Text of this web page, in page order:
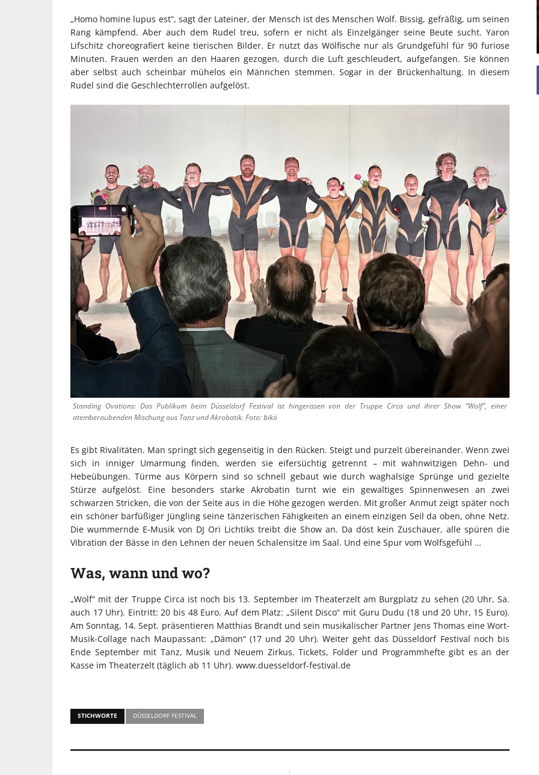
„Homo homine lupus est“, sagt der Lateiner, der Mensch ist des Menschen Wolf. Bissig, gefräßig, um seinen
Rang kämpfend. Aber auch dem Rudel treu, sofern er nicht als Einzelgänger seine Beute sucht. Yaron
Lifschitz choreografiert keine tierischen Bilder. Er nutzt das Wölfische nur als Grundgefühl für 90 furiose
Minuten. Frauen werden an den Haaren gezogen, durch die Luft geschleudert, aufgefangen. Sie können
aber selbst auch scheinbar mühelos ein Männchen stemmen. Sogar in der Brückenhaltung. In diesem
Rudel sind die Geschlechterrollen aufgelöst.
Standing Ovations: Das Publikum beim Düsseldorf Festival ist hingerissen von der Truppe Circa und ihrer Show “Wolf”, einer
atemberaubenden Mischung aus Tanz und Akrobatik. Foto: bikö
Es gibt Rivalitäten. Man springt sich gegenseitig in den Rücken. Steigt und purzelt übereinander. Wenn zwei
sich in inniger Umarmung finden, werden sie eifersüchtig getrennt – mit wahnwitzigen Dehn- und
Hebeübungen. Türme aus Körpern sind so schnell gebaut wie durch waghalsige Sprünge und gezielte
Stürze aufgelöst. Eine besonders starke Akrobatin turnt wie ein gewaltiges Spinnenwesen an zwei
schwarzen Stricken, die von der Seite aus in die Höhe gezogen werden. Mit großer Anmut zeigt später noch
ein schöner barfüßiger Jüngling seine tänzerischen Fähigkeiten an einem einzigen Seil da oben, ohne Netz.
Die wummernde E-Musik von DJ Ori Lichtiks treibt die Show an. Da döst kein Zuschauer, alle spüren die
Vibration der Bässe in den Lehnen der neuen Schalensitze im Saal. Und eine Spur vom Wolfsgefühl …
Was, wann und wo?
„Wolf“ mit der Truppe Circa ist noch bis 13. September im Theaterzelt am Burgplatz zu sehen (20 Uhr, Sa.
auch 17 Uhr). Eintritt: 20 bis 48 Euro. Auf dem Platz: „Silent Disco“ mit Guru Dudu (18 und 20 Uhr, 15 Euro).
Am Sonntag, 14. Sept. präsentieren Matthias Brandt und sein musikalischer Partner Jens Thomas eine Wort-
Musik-Collage nach Maupassant: „Dämon“ (17 und 20 Uhr). Weiter geht das Düsseldorf Festival noch bis
Ende September mit Tanz, Musik und Neuem Zirkus. Tickets, Folder und Programmhefte gibt es an der
Kasse im Theaterzelt (täglich ab 11 Uhr). www.duesseldorf-festival.de
STICHWORTE DÜSSELDORF FESTIVAL
mit rustikalen Elementen und großen
Fensterflächen. Wie so vieles wurde ...